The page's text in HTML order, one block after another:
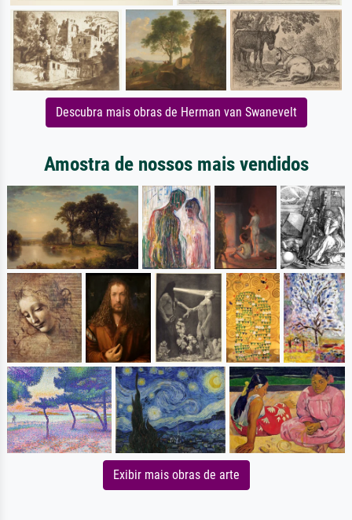
Descubra mais obras de Herman van Swanevelt
Amostra de nossos mais vendidos
Exibir mais obras de arte